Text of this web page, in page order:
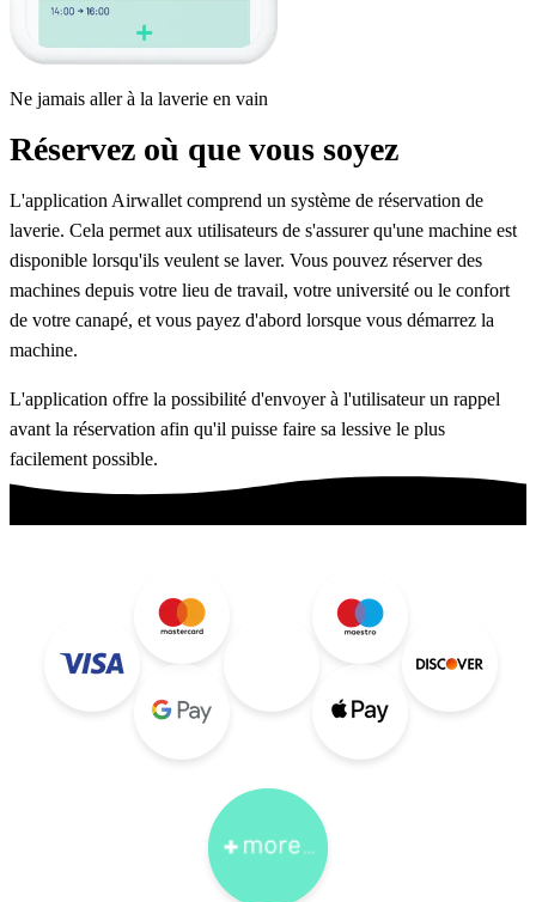
Ne jamais aller à la laverie en vain
Réservez où que vous soyez
L'application Airwallet comprend un système de réservation de
laverie. Cela permet aux utilisateurs de s'assurer qu'une machine est
disponible lorsqu'ils veulent se laver. Vous pouvez réserver des
machines depuis votre lieu de travail, votre université ou le confort
de votre canapé, et vous payez d'abord lorsque vous démarrez la
machine.
L'application offre la possibilité d'envoyer à l'utilisateur un rappel
avant la réservation afin qu'il puisse faire sa lessive le plus
facilement possible.